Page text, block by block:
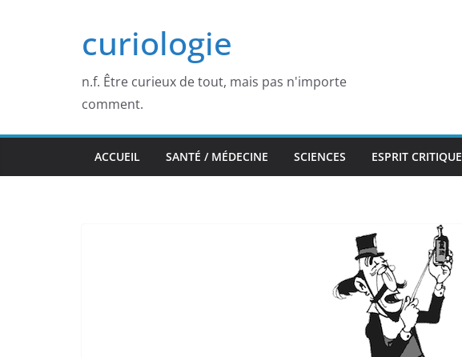
curiologie
n.f. Être curieux de tout, mais pas n'importe
comment.
ACCUEIL SANTÉ / MÉDECINE SCIENCES ESPRIT CRITIQUE